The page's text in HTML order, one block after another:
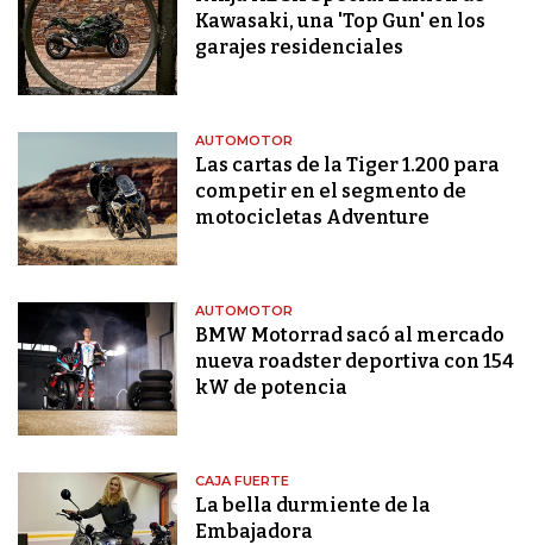
Kawasaki, una 'Top Gun' en los
garajes residenciales
AUTOMOTOR
Las cartas de la Tiger 1.200 para
competir en el segmento de
motocicletas Adventure
AUTOMOTOR
BMW Motorrad sacó al mercado
nueva roadster deportiva con 154
kW de potencia
CAJA FUERTE
La bella durmiente de la
Embajadora